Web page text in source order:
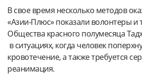
В свое время несколько методов
«Азии-Плюс» показали волонтеры и
Общества красного полумесяца
в ситуациях, когда человек
кровотечение, а также требуется
реанимация.